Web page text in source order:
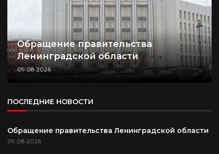
Обращение правительства
Ленинградской области
09.08.2026
ПОСЛЕДНИЕ НОВОСТИ
Обращение правительства Ленинградской области
09.08.2026